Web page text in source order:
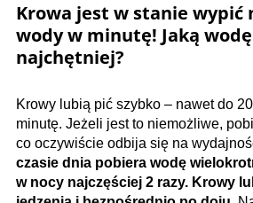
Krowa jest w stanie wypić
wody w minutę! Jaką
najchętniej?
Krowy lubią pić szybko – nawet do
minutę. Jeżeli jest to niemożliwe,
co oczywiście odbija się na
czasie dnia pobiera wodę
w nocy najczęściej 2 razy. Krowy